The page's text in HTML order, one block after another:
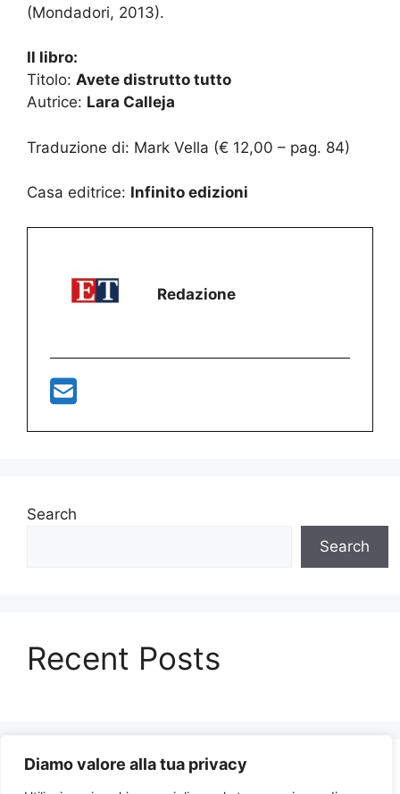
Diamo valore alla tua privacy
(Mondadori, 2013).
Il libro:
Titolo: Avete distrutto tutto
Autrice: Lara Calleja
Traduzione di: Mark Vella (€ 12,00 – pag. 84)
Casa editrice: Infinito edizioni
Redazione
Search
Search
Recent Posts
Recent Comments